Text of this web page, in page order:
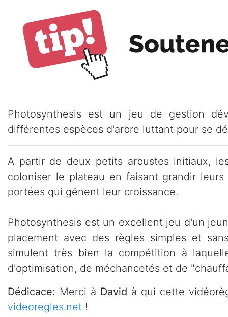
Photosynthesis est un jeu de gestion
différentes espèces d'arbre luttant pour se
A partir de deux petits arbustes initiaux,
coloniser le plateau en faisant grandir
portées qui gênent leur croissance.
Photosynthesis est un excellent jeu d'un
placement avec des règles simples et
simulent très bien la compétition à
d'optimisation, de méchancetés et de
Dédicace: Merci à David à qui cette
videoregles.net !